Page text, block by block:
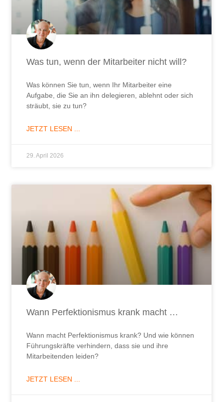
Was tun, wenn der Mitarbeiter nicht will?
Was können Sie tun, wenn Ihr Mitarbeiter eine
Aufgabe, die Sie an ihn delegieren, ablehnt oder sich
sträubt, sie zu tun?
JETZT LESEN ...
29. April 2026
Wann Perfektionismus krank macht …
Wann macht Perfektionismus krank? Und wie können
Führungskräfte verhindern, dass sie und ihre
Mitarbeitenden leiden?
JETZT LESEN ...